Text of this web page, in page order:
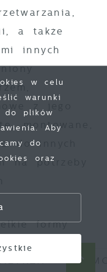
a także
innych
montowane,
do innych
na potrzeby
formy
(w
w celu
warunki
do plików
Aby
do
oraz